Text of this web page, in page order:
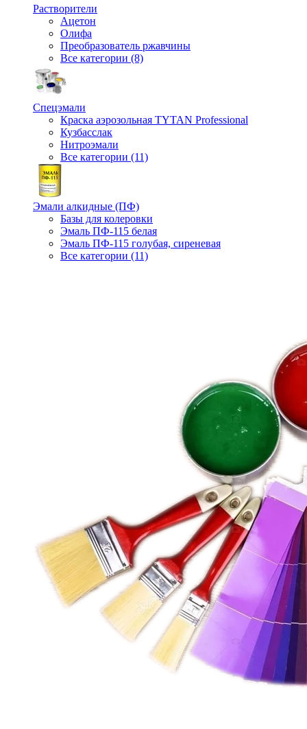
Растворители
Ацетон
Олифа
Преобразователь ржавчины
Все категории (8)
Спецэмали
Краска аэрозольная TYTAN Professional
Кузбасслак
Нитроэмали
Все категории (11)
Эмали алкидные (ПФ)
Базы для колеровки
Эмаль ПФ-115 белая
Эмаль ПФ-115 голубая, сиреневая
Все категории (11)